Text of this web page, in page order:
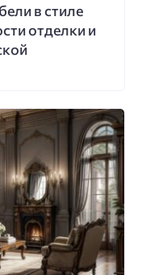
в стиле
отделки и